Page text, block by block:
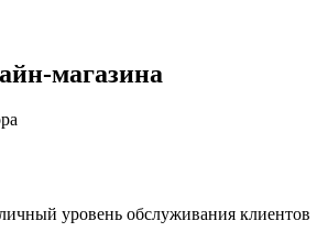
магазина
уровень обслуживания клиентов